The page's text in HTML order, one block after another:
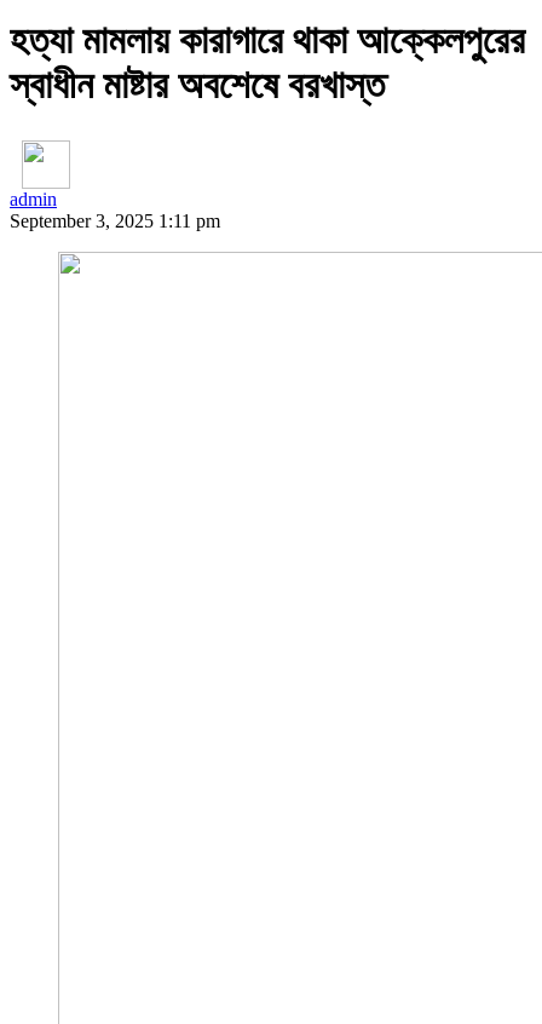
হত্যা মামলায় কারাগারে থাকা আক্কেলপুরের
স্বাধীন মাষ্টার অবশেষে বরখাস্ত
admin
September 3, 2025 1:11 pm